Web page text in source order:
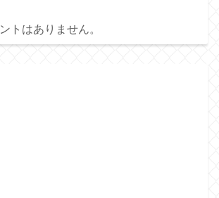
トはありません。